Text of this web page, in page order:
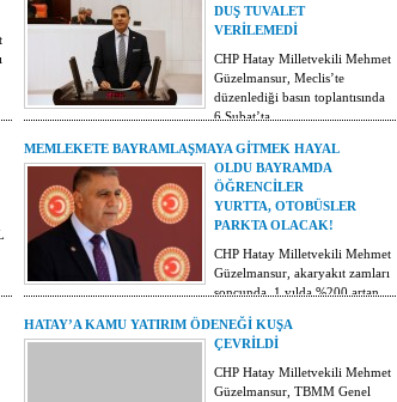
DUŞ TUVALET
VERİLEMEDİ
CHP Hatay Milletvekili Mehmet
Güzelmansur, Meclis’te
düzenlediği basın toplantısında
6 Şubat’ta…
MEMLEKETE BAYRAMLAŞMAYA GİTMEK HAYAL
OLDU BAYRAMDA
ÖĞRENCİLER
YURTTA, OTOBÜSLER
PARKTA OLACAK!
CHP Hatay Milletvekili Mehmet
Güzelmansur, akaryakıt zamları
soncunda, 1 yılda %200 artan
HATAY’A KAMU YATIRIM ÖDENEĞİ KUŞA
ÇEVRİLDİ
CHP Hatay Milletvekili Mehmet
Güzelmansur, TBMM Genel